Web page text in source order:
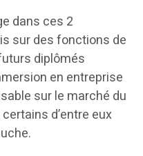
dans ces 2
sur des fonctions de
diplômés
en entreprise
sur le marché du
d’entre eux